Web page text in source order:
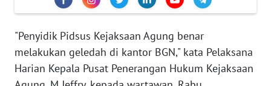
"Penyidik Pidsus Kejaksaan Agung benar
melakukan geledah di kantor BGN," kata Pelaksana
Harian Kepala Pusat Penerangan Hukum Kejaksaan
INDEKS
BERITA
KONTAK